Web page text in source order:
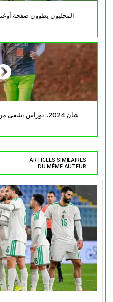
المحليون يطوون صفحة
شان 2024.. بوراس
ARTICLES SIMILAIRES
DU MÊME AUTEUR